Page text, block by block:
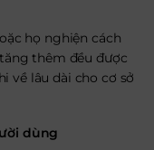
họ nghiện cách
thêm đều được
về lâu dài cho cơ sở
dùng